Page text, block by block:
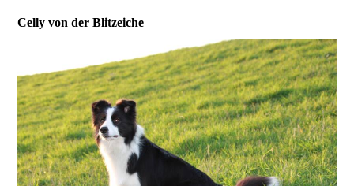
Celly von der Blitzeiche